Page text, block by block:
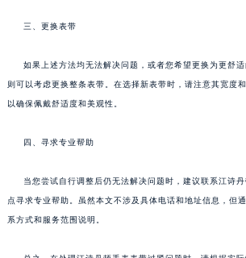
三、更换表带
如果上述方法均无法解决问题，或者您希望更换为更舒
则可以考虑更换整条表带。在选择新表带时，请注意其宽度
以确保佩戴舒适度和美观性。
四、寻求专业帮助
当您尝试自行调整后仍无法解决问题时，建议联系江诗
点寻求专业帮助。虽然本文不涉及具体电话和地址信息，但
系方式和服务范围说明。